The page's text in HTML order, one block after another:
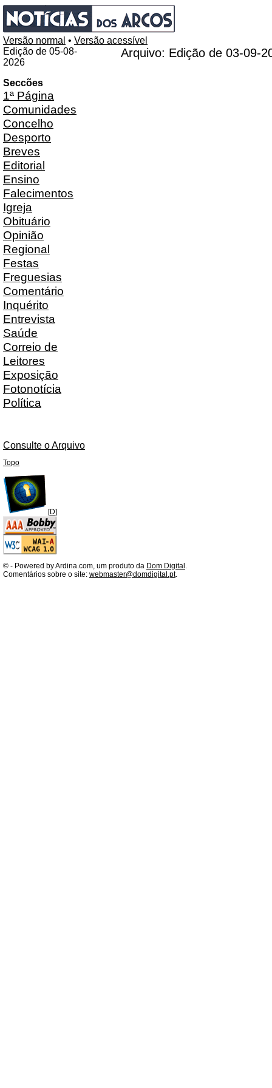
Versão normal • Versão acessível
Edição de 05-08-
2026
Seccões
1ª Página
Comunidades
Concelho
Desporto
Breves
Editorial
Ensino
Falecimentos
Igreja
Obituário
Opinião
Regional
Festas
Freguesias
Comentário
Inquérito
Entrevista
Saúde
Correio de
Leitores
Exposição
Fotonotícia
Política
Consulte o Arquivo
Arquivo: Edição de 03-09-
Topo
[D]
© - Powered by Ardina.com, um produto da Dom Digital .
Comentários sobre o site: webmaster@domdigital.pt.